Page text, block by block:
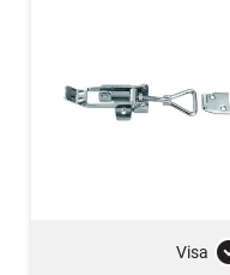
Visa